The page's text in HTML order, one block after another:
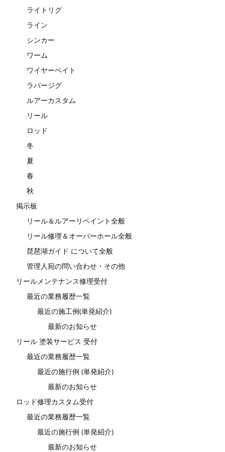
ライトリグ
ライン
シンカー
ワーム
ワイヤーベイト
ラバージグ
ルアーカスタム
リール
ロッド
冬
夏
春
秋
掲示板
リール＆ルアーリペイント全般
リール修理＆オーバーホール全般
琵琶湖ガイド について全般
管理人宛の問い合わせ・その他
リールメンテナンス修理受付
最近の業務履歴一覧
最近の施工例(単発紹介)
最新のお知らせ
リール 塗装サービス 受付
最近の業務履歴一覧
最近の施行例 (単発紹介)
最新のお知らせ
ロッド修理カスタム受付
最近の業務履歴一覧
最近の施行例 (単発紹介)
最新のお知らせ